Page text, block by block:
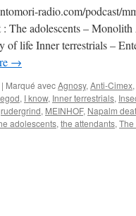
radio.com/podcast/
The adolescents –
of life Inner terrestrials –
→
| Marqué avecAgnosy, Anti-Cimex,
, I know, Inner terrestrials,
, MEINHOF, Napalm
adolescents, the attendants,